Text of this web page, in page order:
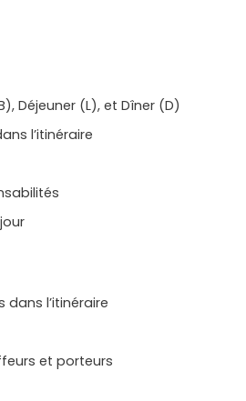
Déjeuner (L), et Dîner (D)
l’itinéraire
l’itinéraire
et porteurs